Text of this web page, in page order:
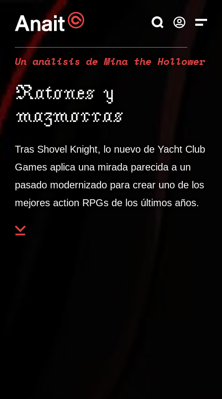
Un análisis de Mina the Hollower
Ratones y
mazmorras
Tras Shovel Knight, lo nuevo de Yacht Club
Games aplica una mirada parecida a un
pasado modernizado para crear uno de los
mejores action RPGs de los últimos años.